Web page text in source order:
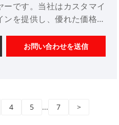
です。当社はカスタマイ
を提供し、優れた価格優
します。お問い合わせを送信
4 5 ... 7 >